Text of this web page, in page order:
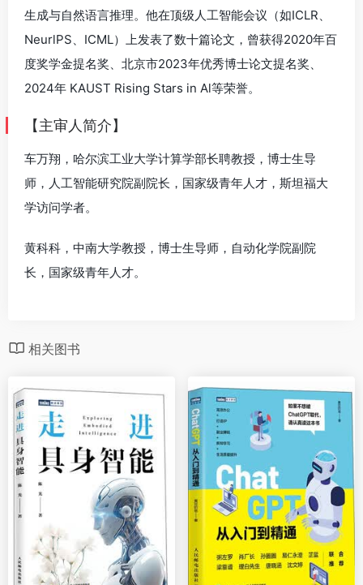
生成与自然语言推理。他在顶级人工智能会议（如ICLR、
NeurlPS、ICML）上发表了数十篇论文，曾获得2020年百
度奖学金提名奖、北京市2023年优秀博士论文提名奖、
2024年 KAUST Rising Stars in Al等荣誉。
【主审人简介】
车万翔，哈尔滨工业大学计算学部长聘教授，博士生导
师，人工智能研究院副院长，国家级青年人才，斯坦福大
学访问学者。
黄科科，中南大学教授，博士生导师，自动化学院副院
长，国家级青年人才。
相关图书